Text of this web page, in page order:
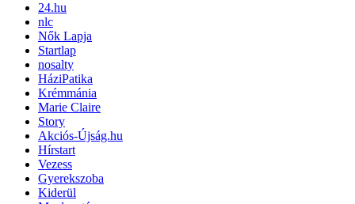
24.hu
nlc
Nők Lapja
Startlap
nosalty
HáziPatika
Krémmánia
Marie Claire
Story
Akciós-Újság.hu
Hírstart
Vezess
Gyerekszoba
Kiderül